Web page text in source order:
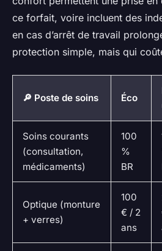
ce forfait, voire incluent des
en cas d’arrêt de travail
protection simple, mais qui
🔎 Poste de soins Éco
Soins courants
(consultation,
médicaments)
100
%
BR
Optique (monture
+ verres)
100
€ / 2
ans